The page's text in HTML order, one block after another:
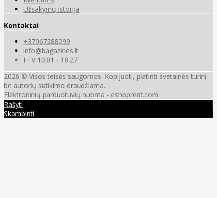
Užsakymų istorija
Kontaktai
+37067288299
info@bagazines.lt
I - V 10.01 - 18.27
2026 © Visos teisės saugomos. Kopijuoti, platinti svetainės turinį
be autorių sutikimo draudžiama.
Elektroninių parduotuvių nuoma - eshoprent.com
Rašyti
Skambinti